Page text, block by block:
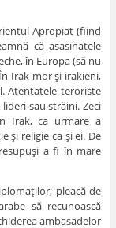
Apropiat (fiind
că asasinatele
în Europa (să nu
Irak mor şi irakieni,
Atentatele teroriste
sau străini. Zeci
Irak, ca urmare a
şi religie ca şi ei. De
a fi în mare
pleacă de
să recunoască
ambasadelor